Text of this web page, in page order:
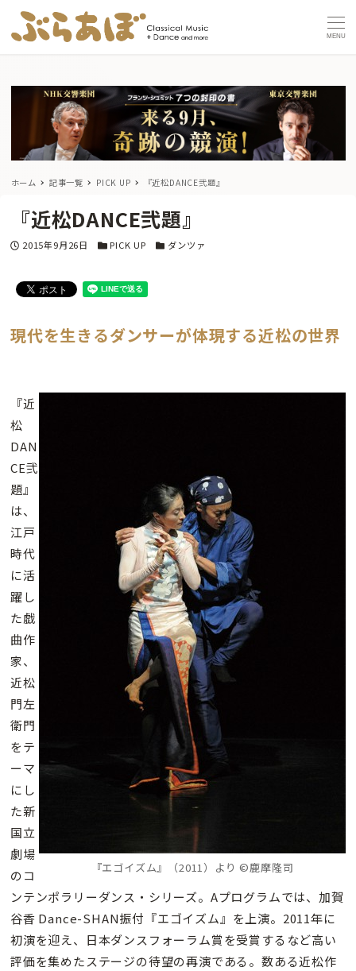
MENU
ホーム 記事一覧 PICK UP 『近松DANCE弐題』
『近松DANCE弐題』
投稿日
2015年9月26日 カテゴリー
PICK UP カテゴリー
ダンツァ
現代を生きるダンサーが体現する近松の世界
『エゴイズム』（2011）より ©鹿摩隆司
『近
松
DAN
CE弐
題』
は、
江戸
時代
に活
躍し
た戯
曲作
家、
近松
門左
衛門
をテ
ーマ
にし
た新
国立
劇場
のコ
ンテンポラリーダンス・シリーズ。Aプログラムでは、加賀
谷香 Dance-SHAN振付『エゴイズム』を上演。2011年に
初演を迎え、日本ダンスフォーラム賞を受賞するなど高い
評価を集めたステージの待望の再演である。数ある近松作